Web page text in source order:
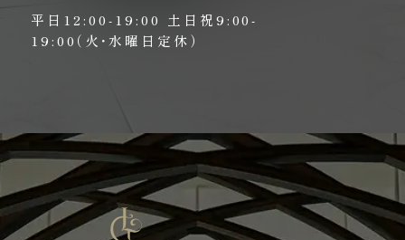
平日12:00-19:00 土日祝9:00-
19:00（火・水曜日定休）